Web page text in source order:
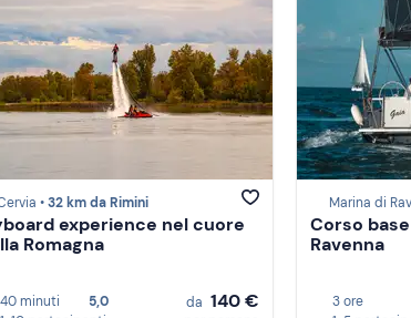
•32 km da Rimini
experience nel cuore
Romagna
40 minuti
5,0
da 140 €
Marina di
Corso
Ravenna
3 ore